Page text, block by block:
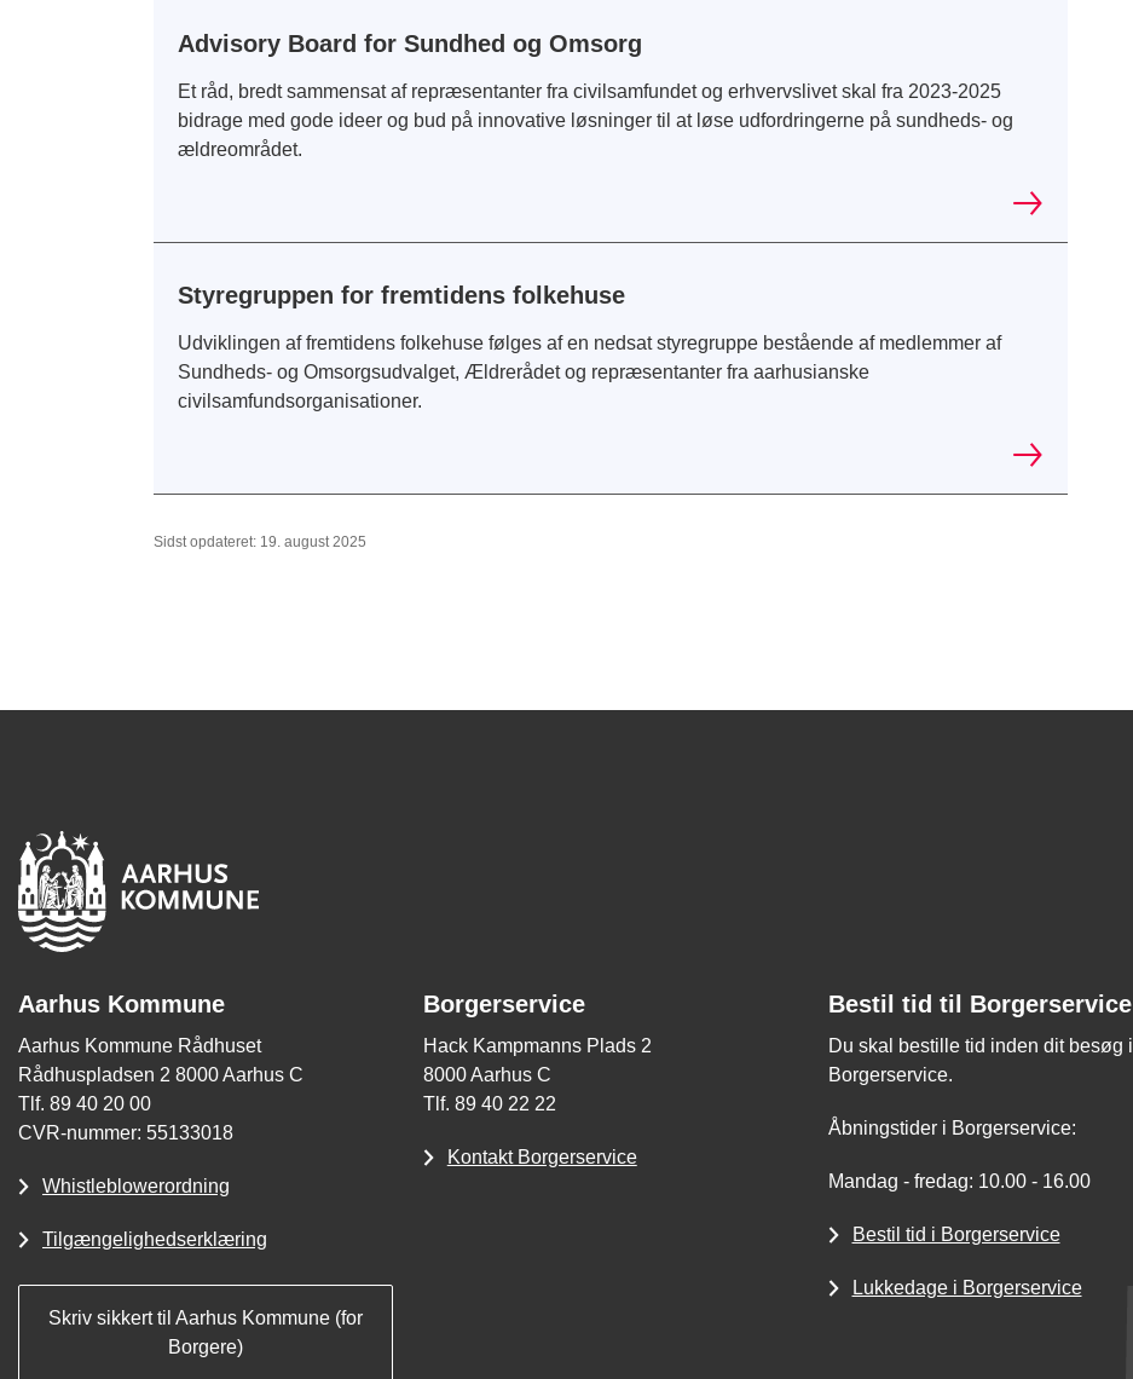
Advisory Board for Sundhed og Omsorg
Et råd, bredt sammensat af repræsentanter fra civilsamfundet og erhvervslivet skal fra 2023-2025
bidrage med gode ideer og bud på innovative løsninger til at løse udfordringerne på sundheds- og
ældreområdet.
Styregruppen for fremtidens folkehuse
Udviklingen af fremtidens folkehuse følges af en nedsat styregruppe bestående af medlemmer af
Sundheds- og Omsorgsudvalget, Ældrerådet og repræsentanter fra aarhusianske
civilsamfundsorganisationer.
Sidst opdateret: 19. august 2025
Aarhus Kommune
Aarhus Kommune Rådhuset
Rådhuspladsen 2 8000 Aarhus C
Tlf. 89 40 20 00
CVR-nummer: 55133018
Whistleblowerordning
Tilgængelighedserklæring
Skriv sikkert til Aarhus Kommune (for
Borgere)
Borgerservice
Hack Kampmanns Plads 2
8000 Aarhus C
Tlf. 89 40 22 22
Kontakt Borgerservice
Bestil tid til Borgerservice
Du skal bestille tid inden dit besøg i
Borgerservice.
Åbningstider i Borgerservice:
Mandag - fredag: 10.00 - 16.00
Bestil tid i Borgerservice
Lukkedage i Borgerservice